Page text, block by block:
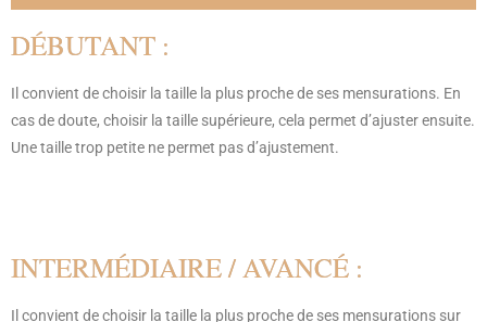
DÉBUTANT :
Il convient de choisir la taille la plus proche de ses mensurations. En
cas de doute, choisir la taille supérieure, cela permet d’ajuster ensuite.
Une taille trop petite ne permet pas d’ajustement.
INTERMÉDIAIRE / AVANCÉ :
Il convient de choisir la taille la plus proche de ses mensurations sur